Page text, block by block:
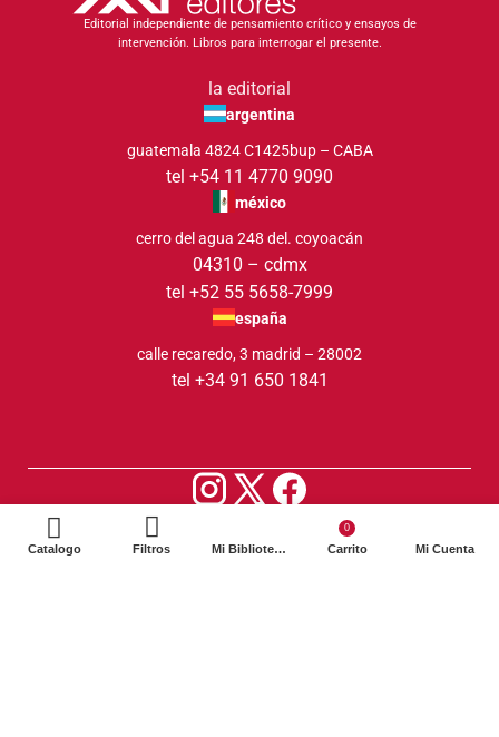
Editorial independiente de pensamiento crítico y ensayos de
intervención. Libros para interrogar el presente.
la editorial
argentina
guatemala 4824 C1425bup – CABA
tel +54 11 4770 9090
méxico
cerro del agua 248 del. coyoacán
04310 – cdmx
tel +52 55 5658-7999
españa
calle recaredo, 3 madrid – 28002
tel +34 91 650 1841
2024. Siglo XXI Editores Argentina ©️. Todos los derechos
reservados
Catalogo Filtros Mi Biblioteca
0
Carrito Mi Cuenta